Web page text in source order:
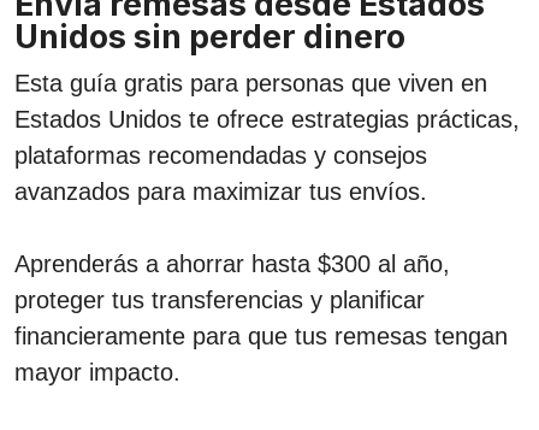
Unidos sin perder dinero
Esta guía gratis para personas que viven en
Estados Unidos te ofrece estrategias prácticas,
plataformas recomendadas y consejos
avanzados para maximizar tus envíos.
Aprenderás a ahorrar hasta $300 al año,
proteger tus transferencias y planificar
financieramente para que tus remesas tengan
mayor impacto.